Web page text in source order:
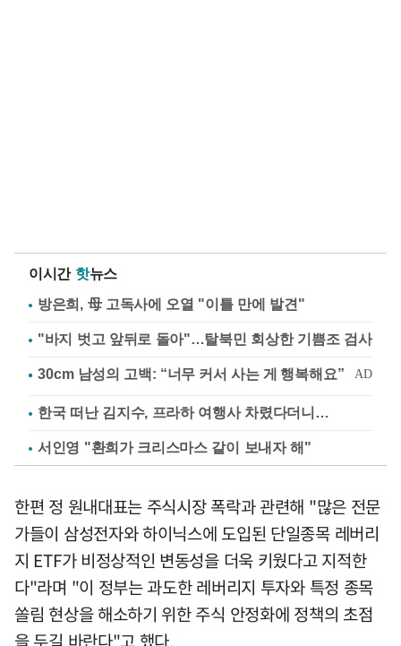
이시간 핫뉴스
방은희, 母 고독사에 오열 "이틀 만에 발견"
"바지 벗고 앞뒤로 돌아"…탈북민 회상한 기쁨조 검사
한국 떠난 김지수, 프라하 여행사 차렸다더니…
서인영 "환희가 크리스마스 같이 보내자 해"
한편 정 원내대표는 주식시장 폭락과 관련해 "많은 전문
가들이 삼성전자와 하이닉스에 도입된 단일종목 레버리
지 ETF가 비정상적인 변동성을 더욱 키웠다고 지적한
다"라며 "이 정부는 과도한 레버리지 투자와 특정 종목
쏠림 현상을 해소하기 위한 주식 안정화에 정책의 초점
을 두길 바란다"고 했다.